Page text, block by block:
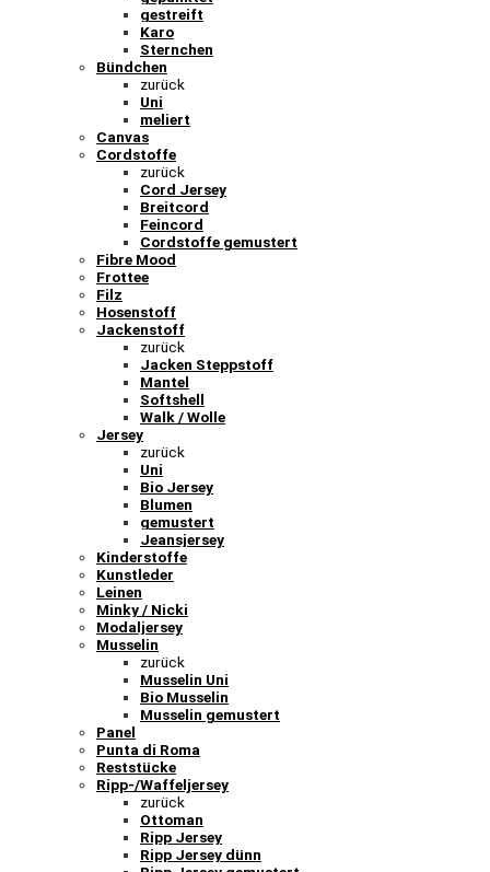
gestreift
Karo
Sternchen
Bündchen
zurück
Uni
meliert
Canvas
Cordstoffe
zurück
Cord Jersey
Breitcord
Feincord
Cordstoffe gemustert
Fibre Mood
Frottee
Filz
Hosenstoff
Jackenstoff
zurück
Jacken Steppstoff
Mantel
Softshell
Walk / Wolle
Jersey
zurück
Uni
Bio Jersey
Blumen
gemustert
Jeansjersey
Kinderstoffe
Kunstleder
Leinen
Minky / Nicki
Modaljersey
Musselin
zurück
Musselin Uni
Bio Musselin
Musselin gemustert
Panel
Punta di Roma
Reststücke
Ripp-/Waffeljersey
zurück
Ottoman
Ripp Jersey
Ripp Jersey dünn